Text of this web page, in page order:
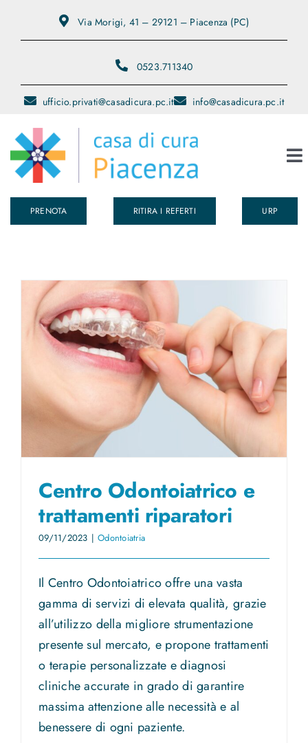
Via Morigi, 41 – 29121 – Piacenza (PC)
0523.711340
ufficio.privati@casadicura.pc.it info@casadicura.pc.it
Chi Siamo
Medici
Contatti
PRENOTA RITIRA I REFERTI URP
Centro Odontoiatrico e
trattamenti riparatori
09/11/2023 | Odontoiatria
Il Centro Odontoiatrico offre una vasta
gamma di servizi di elevata qualità, grazie
all’utilizzo della migliore strumentazione
presente sul mercato, e propone trattamenti
o terapie personalizzate e diagnosi
cliniche accurate in grado di garantire
massima attenzione alle necessità e al
benessere di ogni paziente.